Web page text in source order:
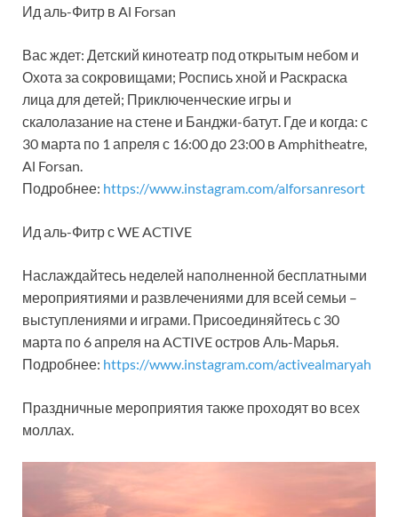
Ид аль-Фитр в Al Forsan
Вас ждет: Детский кинотеатр под открытым небом и
Охота за сокровищами; Роспись хной и Раскраска
лица для детей; Приключенческие игры и
скалолазание на стене и Банджи-батут. Где и когда: с
30 марта по 1 апреля с 16:00 до 23:00 в Amphitheatre,
Al Forsan.
Подробнее: https://www.instagram.com/alforsanresort
Ид аль-Фитр с WE ACTIVE
Наслаждайтесь неделей наполненной бесплатными
мероприятиями и развлечениями для всей семьи –
выступлениями и играми. Присоединяйтесь с 30
марта по 6 апреля на ACTIVE остров Аль-Марья.
Подробнее: https://www.instagram.com/activealmaryah
Праздничные мероприятия также проходят во всех
моллах.